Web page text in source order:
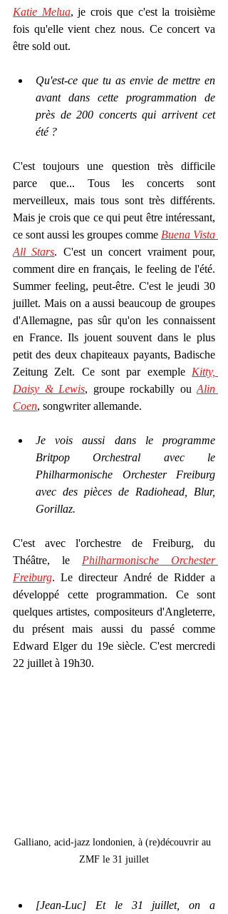
Katie Melua, je crois que c'est la troisième
fois qu'elle vient chez nous. Ce concert va
être sold out.
Qu'est-ce que tu as envie de mettre en
avant dans cette programmation de
près de 200 concerts qui arrivent cet
été ?
C'est toujours une question très difficile
parce que... Tous les concerts sont
merveilleux, mais tous sont très différents.
Mais je crois que ce qui peut être intéressant,
ce sont aussi les groupes comme Buena Vista
All Stars. C'est un concert vraiment pour,
comment dire en français, le feeling de l'été.
Summer feeling, peut-être. C'est le jeudi 30
juillet. Mais on a aussi beaucoup de groupes
d'Allemagne, pas sûr qu'on les connaissent
en France. Ils jouent souvent dans le plus
petit des deux chapiteaux payants, Badische
Zeitung Zelt. Ce sont par exemple Kitty,
Daisy & Lewis, groupe rockabilly ou Alin
Coen, songwriter allemande.
Je vois aussi dans le programme
Britpop Orchestral avec le
Philharmonische Orchester Freiburg
avec des pièces de Radiohead, Blur,
Gorillaz.
C'est avec l'orchestre de Freiburg, du
Théâtre, le Philharmonische Orchester
Freiburg. Le directeur André de Ridder a
développé cette programmation. Ce sont
quelques artistes, compositeurs d'Angleterre,
du présent mais aussi du passé comme
Edward Elger du 19e siècle. C'est mercredi
22 juillet à 19h30.
Galliano, acid-jazz londonien, à (re)découvrir au
ZMF le 31 juillet